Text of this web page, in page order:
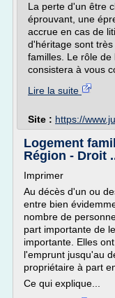
La perte d'un être
éprouvant, une
accrue en cas de
d'héritage sont
familles. Le rôle de
consistera à vous
Lire la suite
Site : https://
Logement
Région - Droit
Imprimer
Au décès d'un ou
entre bien
nombre de
part importante de
importante. Elles
l'emprunt jusqu'au
propriétaire à part
Ce qui explique...